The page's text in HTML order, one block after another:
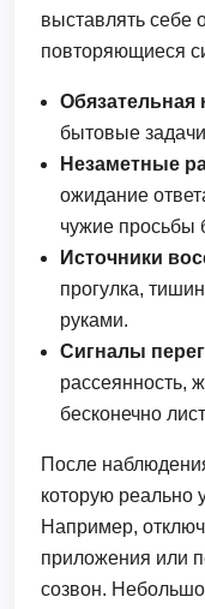
выставлять себе
повторяющиеся
Обязательная
бытовые
Незаметные
ожидание
чужие просьбы
Источники
прогулка,
руками.
Сигналы
рассеянность,
бесконечно
После
которую реально
Например,
приложения или
созвон.